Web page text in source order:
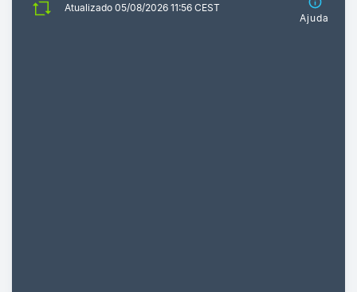
Atualizado 05/08/2026 11:56 CEST
Ajuda